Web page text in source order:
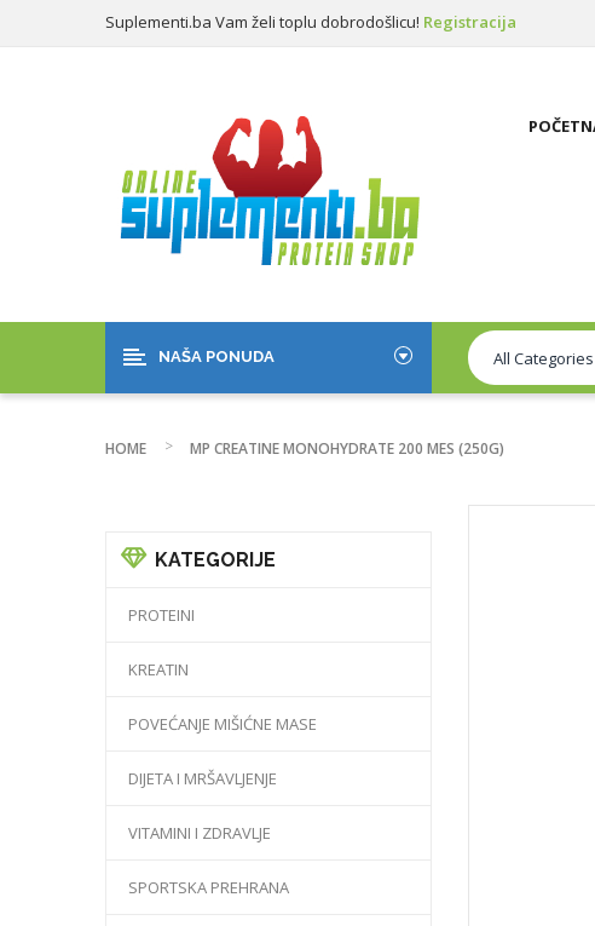
Suplementi.ba Vam želi toplu dobrodošlicu! Registracija
NAŠA PONUDA
HOME MP CREATINE MONOHYDRATE 200 MES (250G)
KATEGORIJE
PROTEINI
KREATIN
POVEĆANJE MIŠIĆNE MASE
DIJETA I MRŠAVLJENJE
VITAMINI I ZDRAVLJE
SPORTSKA PREHRANA